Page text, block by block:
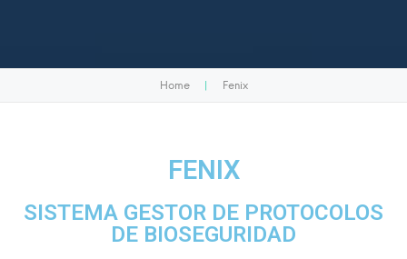
Home Fenix
FENIX
SISTEMA GESTOR DE PROTOCOLOS
DE BIOSEGURIDAD